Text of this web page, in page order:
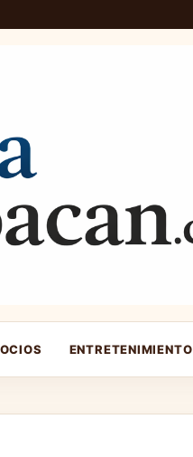
ENTRETENIMIENTO